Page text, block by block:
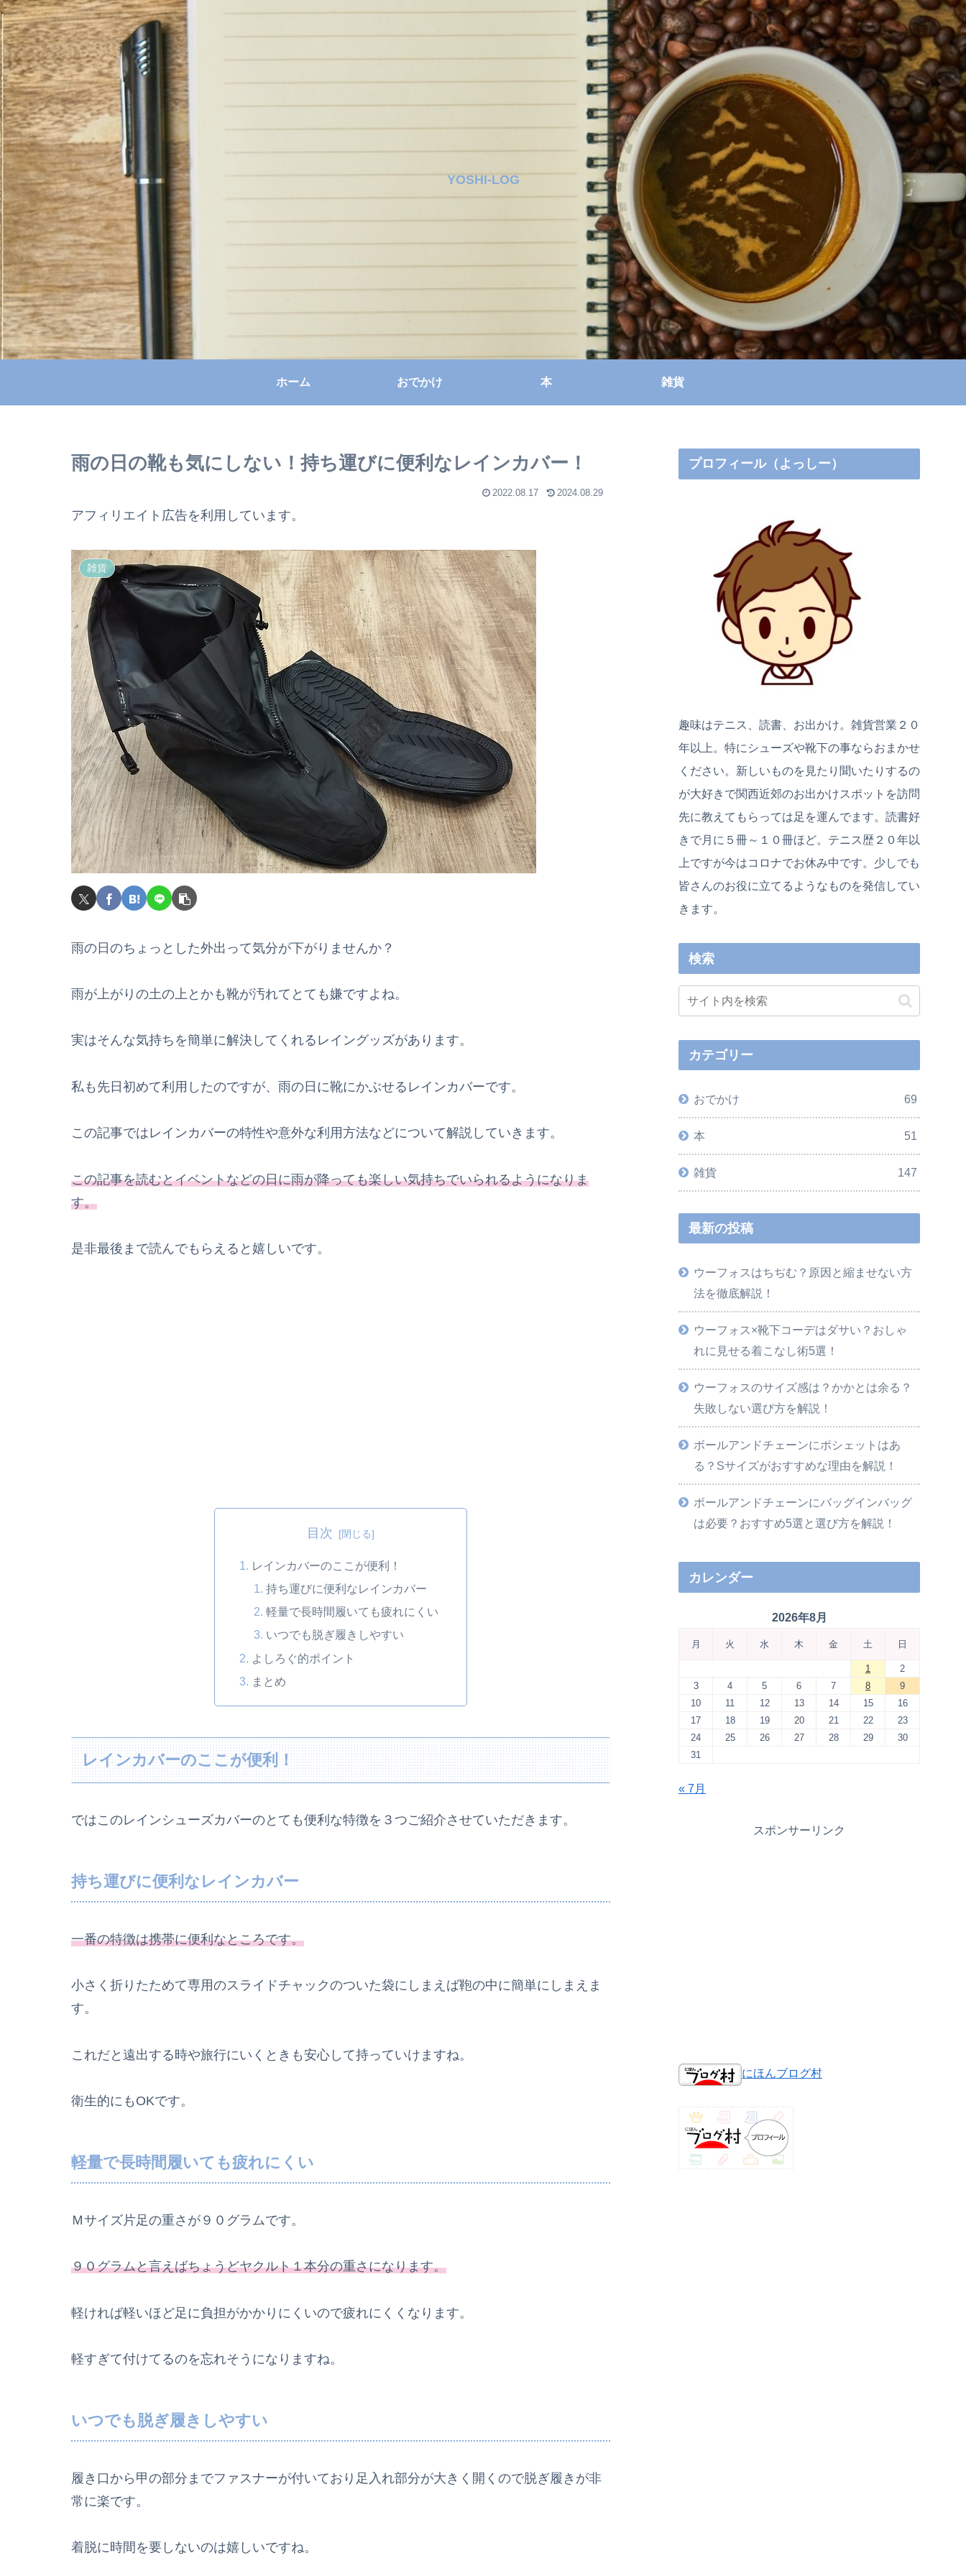
YOSHI-LOG
ホーム おでかけ 本 雑貨
雨の日の靴も気にしない！持ち運びに便利なレインカバー！
2022.08.17 2024.08.29
アフィリエイト広告を利用しています。
雑貨
雨の日のちょっとした外出って気分が下がりませんか？
雨が上がりの土の上とかも靴が汚れてとても嫌ですよね。
実はそんな気持ちを簡単に解決してくれるレイングッズがあります。
私も先日初めて利用したのですが、雨の日に靴にかぶせるレインカバーです。
この記事ではレインカバーの特性や意外な利用方法などについて解説していきます。
この記事を読むとイベントなどの日に雨が降っても楽しい気持ちでいられるようになりま
す。
是非最後まで読んでもらえると嬉しいです。
目次
レインカバーのここが便利！
持ち運びに便利なレインカバー
軽量で長時間履いても疲れにくい
いつでも脱ぎ履きしやすい
よしろぐ的ポイント
まとめ
レインカバーのここが便利！
ではこのレインシューズカバーのとても便利な特徴を３つご紹介させていただきます。
持ち運びに便利なレインカバー
一番の特徴は携帯に便利なところです。
小さく折りたためて専用のスライドチャックのついた袋にしまえば鞄の中に簡単にしまえま
す。
これだと遠出する時や旅行にいくときも安心して持っていけますね。
衛生的にもOKです。
軽量で長時間履いても疲れにくい
Ｍサイズ片足の重さが９０グラムです。
９０グラムと言えばちょうどヤクルト１本分の重さになります。
軽ければ軽いほど足に負担がかかりにくいので疲れにくくなります。
軽すぎて付けてるのを忘れそうになりますね。
いつでも脱ぎ履きしやすい
履き口から甲の部分までファスナーが付いており足入れ部分が大きく開くので脱ぎ履きが非
常に楽です。
着脱に時間を要しないのは嬉しいですね。
プロフィール（よっしー）
趣味はテニス、読書、お出かけ。雑貨営業２０
年以上。特にシューズや靴下の事ならおまかせ
ください。新しいものを見たり聞いたりするの
が大好きで関西近郊のお出かけスポットを訪問
先に教えてもらっては足を運んでます。読書好
きで月に５冊～１０冊ほど。テニス歴２０年以
上ですが今はコロナでお休み中です。少しでも
皆さんのお役に立てるようなものを発信してい
きます。
検索
カテゴリー
おでかけ 69
本 51
雑貨 147
最新の投稿
ウーフォスはちぢむ？原因と縮ませない方
法を徹底解説！
ウーフォス×靴下コーデはダサい？おしゃ
れに見せる着こなし術5選！
ウーフォスのサイズ感は？かかとは余る？
失敗しない選び方を解説！
ボールアンドチェーンにポシェットはあ
る？Sサイズがおすすめな理由を解説！
ボールアンドチェーンにバッグインバッグ
は必要？おすすめ5選と選び方を解説！
カレンダー
2026年8月
月 火 水 木 金 土 日
1
2
3
4 5 6 7 8
9
10
11 12 13 14 15
16
17
18 19 20 21 22
23
24
25 26 27 28 29
30
31
« 7月
スポンサーリンク
にほんブログ村